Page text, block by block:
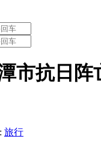
市抗日阵
旅行